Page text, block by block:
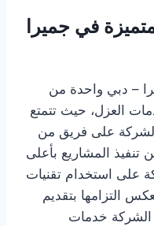
في جميرا
– دبي واحدة من
العزل، حيث تتمتع
على فريق من
المشاريع بأعلى
على استخدام تقنيات
التزامها بتقديم
الشركة خدمات